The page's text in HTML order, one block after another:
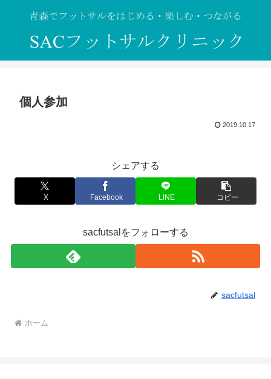
個人参加
2019.10.17
シェアする
X Facebook LINE コピー
sacfutsalをフォローする
sacfutsal
ホーム